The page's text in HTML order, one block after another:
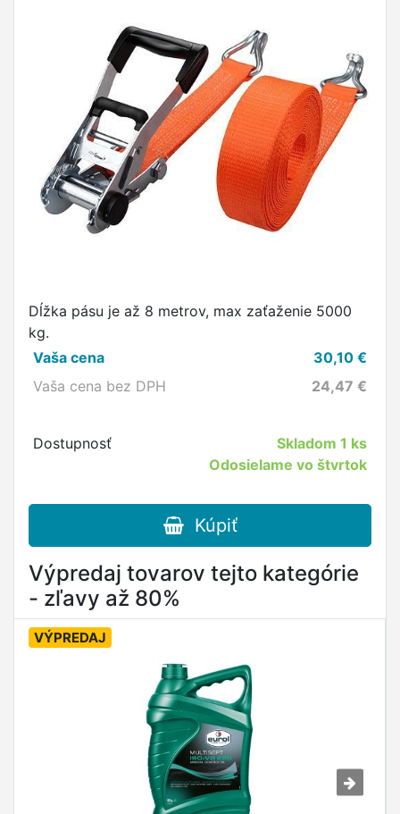
Dĺžka pásu je až 8 metrov, max zaťaženie 5000
kg.
Vaša cena
30,10 €
Vaša cena bez DPH
24,47 €
Dostupnosť Skladom1 ks
Odosielame vo štvrtok
Kúpiť
Výpredaj tovarov tejto kategórie
- zľavy až 80%
VÝPREDAJ